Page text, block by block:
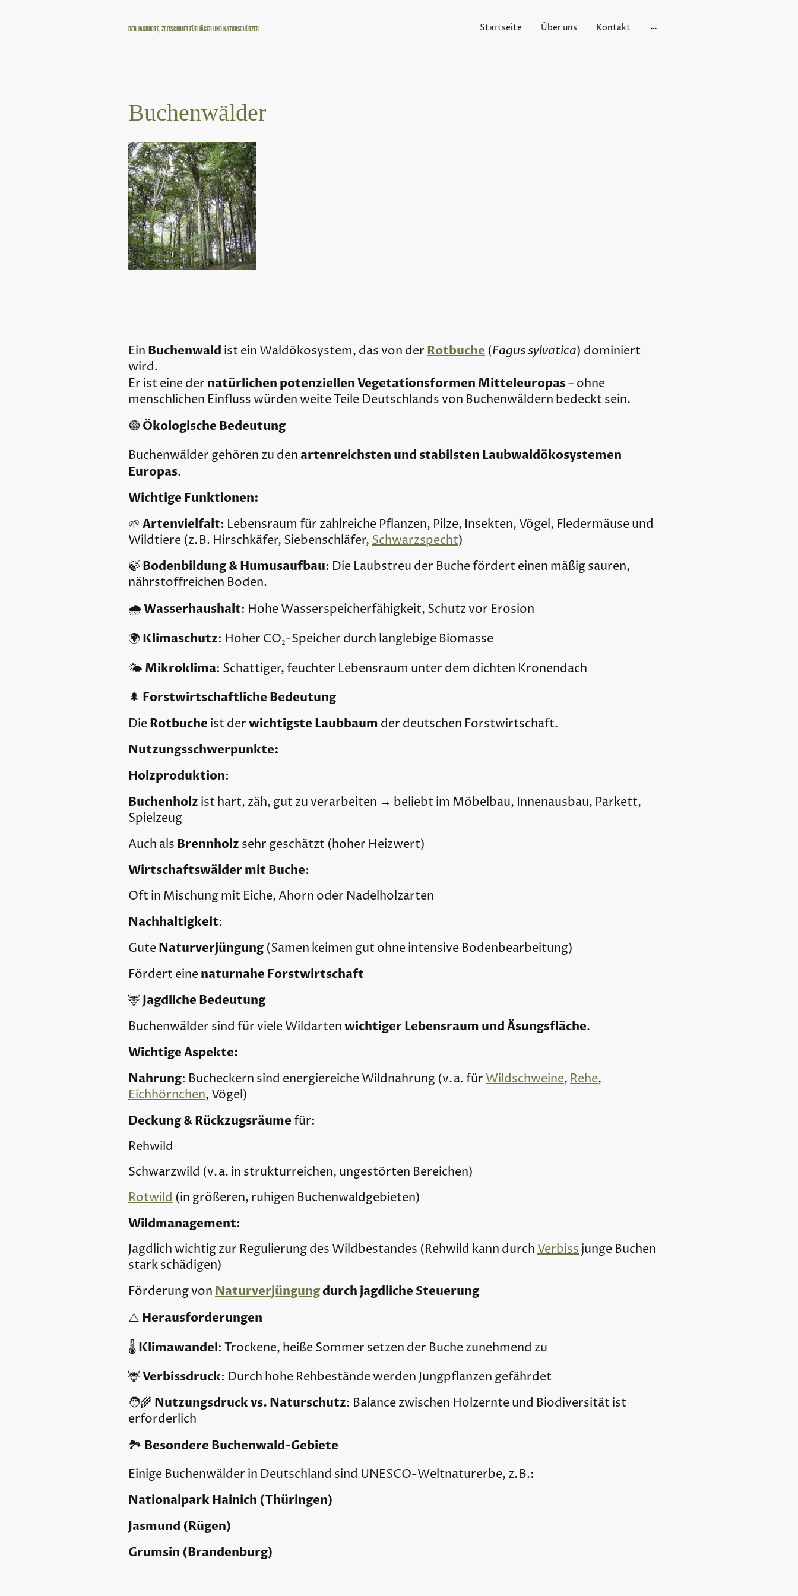
Der Jagdbote, Zeitschrift für Jäger und Naturschützer Startseite Über uns Kontakt
Buchenwälder
Ein Buchenwald ist ein Waldökosystem, das von der Rotbuche (Fagus sylvatica) dominiert
wird.
Er ist eine der natürlichen potenziellen Vegetationsformen Mitteleuropas– ohne
menschlichen Einfluss würden weite Teile Deutschlands von Buchenwäldern bedeckt sein.
🟢 Ökologische Bedeutung
Buchenwälder gehören zu den artenreichsten und stabilsten Laubwaldökosystemen
Europas.
Wichtige Funktionen:
🌱 Artenvielfalt: Lebensraum für zahlreiche Pflanzen, Pilze, Insekten, Vögel, Fledermäuse und
Wildtiere (z. B. Hirschkäfer, Siebenschläfer,Schwarzspecht)
🍃 Bodenbildung & Humusaufbau: Die Laubstreu der Buche fördert einen mäßig sauren,
nährstoffreichen Boden.
🌧️Wasserhaushalt: Hohe Wasserspeicherfähigkeit, Schutz vor Erosion
🌍 Klimaschutz: Hoher CO₂-Speicher durch langlebige Biomasse
🌤️ Mikroklima: Schattiger, feuchter Lebensraum unter dem dichten Kronendach
🌲 Forstwirtschaftliche Bedeutung
DieRotbuche ist derwichtigste Laubbaum der deutschen Forstwirtschaft.
Nutzungsschwerpunkte:
Holzproduktion:
Buchenholz ist hart, zäh, gut zu verarbeiten → beliebt im Möbelbau, Innenausbau, Parkett,
Spielzeug
Auch als Brennholz sehr geschätzt (hoher Heizwert)
Wirtschaftswälder mit Buche:
Oft in Mischung mit Eiche, Ahorn oder Nadelholzarten
Nachhaltigkeit:
GuteNaturverjüngung(Samen keimen gut ohne intensive Bodenbearbeitung)
Fördert einenaturnahe Forstwirtschaft
🦌 Jagdliche Bedeutung
Buchenwälder sind für viele Wildartenwichtiger Lebensraum und Äsungsfläche.
Wichtige Aspekte:
Nahrung: Bucheckern sind energiereiche Wildnahrung (v. a. fürWildschweine,Rehe,
Eichhörnchen, Vögel)
Deckung & Rückzugsräumefür:
Rehwild
Schwarzwild (v. a. in strukturreichen, ungestörten Bereichen)
Rotwild (in größeren, ruhigen Buchenwaldgebieten)
Wildmanagement:
Jagdlich wichtig zur Regulierung des Wildbestandes (Rehwild kann durchVerbissjunge Buchen
stark schädigen)
Förderung von Naturverjüngungdurch jagdliche Steuerung
⚠️ Herausforderungen
🌡️Klimawandel: Trockene, heiße Sommer setzen der Buche zunehmend zu
🦌Verbissdruck: Durch hohe Rehbestände werden Jungpflanzen gefährdet
🧑‍🌾 Nutzungsdruck vs. Naturschutz: Balance zwischen Holzernte und Biodiversität ist
erforderlich
🏞️ Besondere Buchenwald-Gebiete
Einige Buchenwälder in Deutschland sind UNESCO-Weltnaturerbe, z. B.:
Nationalpark Hainich (Thüringen)
Jasmund (Rügen)
Grumsin (Brandenburg)